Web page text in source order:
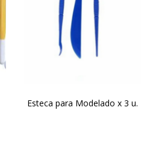
Esteca para Modelado x 3 u.